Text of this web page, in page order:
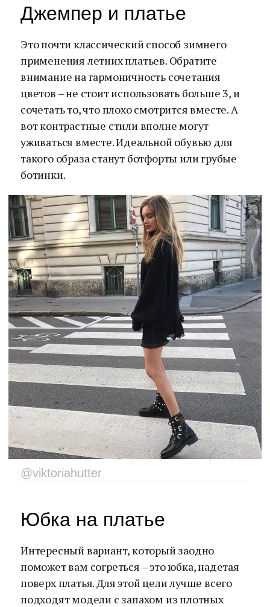
Джемпер и платье
Это почти классический способ зимнего
применения летних платьев. Обратите
внимание на гармоничность сочетания
цветов – не стоит использовать больше 3, и
сочетать то, что плохо смотрится вместе. А
вот контрастные стили вполне могут
уживаться вместе. Идеальной обувью для
такого образа станут ботфорты или грубые
ботинки.
@viktoriahutter
Юбка на платье
Интересный вариант, который заодно
поможет вам согреться – это юбка, надетая
поверх платья. Для этой цели лучше всего
подходят модели с запахом из плотных